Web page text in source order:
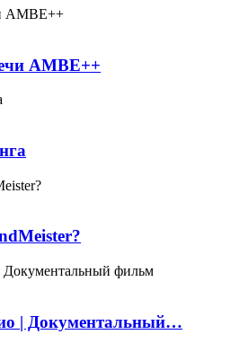
AMBE++
| Документальный…